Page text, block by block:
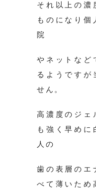
それ以上の濃
ものになり個
院
やネットなど
るようですが
せん。
高濃度のジェ
も強く早めに
人の
歯の表層のエ
べて薄いため